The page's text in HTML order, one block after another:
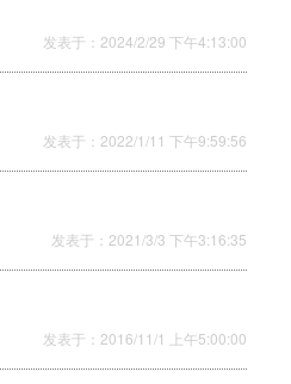
发表于：2024/2/29 下午4:13:00
发表于：2022/1/11 下午9:59:56
发表于：2021/3/3 下午3:16:35
发表于：2016/11/1 上午5:00:00